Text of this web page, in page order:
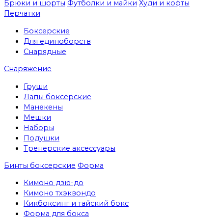
Брюки и шорты Футболки и майки Худи и кофты
Перчатки
Боксерские
Для единоборств
Снарядные
Снаряжение
Груши
Лапы боксерские
Манекены
Мешки
Наборы
Подушки
Тренерские аксессуары
Бинты боксерские Форма
Кимоно дзю-до
Кимоно тхэквондо
Кикбоксинг и тайский бокс
Форма для бокса